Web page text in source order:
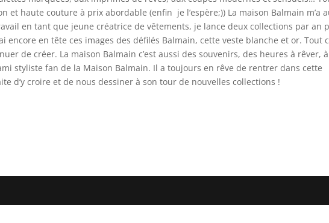
et haute couture à prix abordable (enfin je l’espère;)) La maison Balmain m’a
en tant que jeune créatrice de vêtements, je lance deux collections par an
encore en tête ces images des défilés Balmain, cette veste blanche et or. Tout
de créer. La maison Balmain c’est aussi des souvenirs, des heures à rêver, à
styliste fan de la Maison Balmain. Il a toujours en rêve de rentrer dans cette
d’y croire et de nous dessiner à son tour de nouvelles collections !